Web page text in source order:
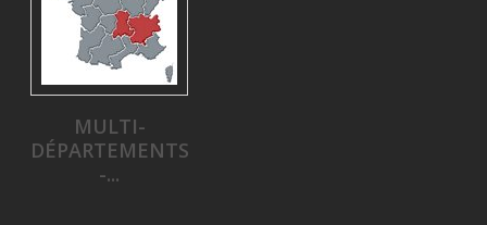
MULTI-
DÉPARTEMENTS
-...